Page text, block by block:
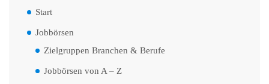
Start
Jobbörsen
Zielgruppen Branchen & Berufe
Jobbörsen von A – Z